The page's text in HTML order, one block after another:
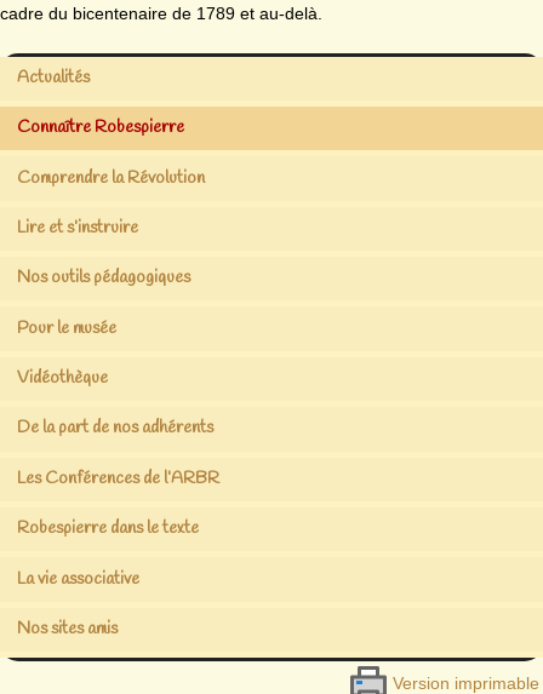
cadre du bicentenaire de 1789 et au-delà.
Actualités
Connaître Robespierre
Comprendre la Révolution
Lire et s’instruire
Nos outils pédagogiques
Pour le musée
Vidéothèque
De la part de nos adhérents
Les Conférences de l’ARBR
Robespierre dans le texte
La vie associative
Nos sites amis
Version imprimable